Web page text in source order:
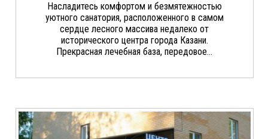
Насладитесь комфортом и безмятежностью
уютного санатория, расположенного в самом
сердце лесного массива недалеко от
исторического центра города Казани.
Прекрасная лечебная база, передовое...